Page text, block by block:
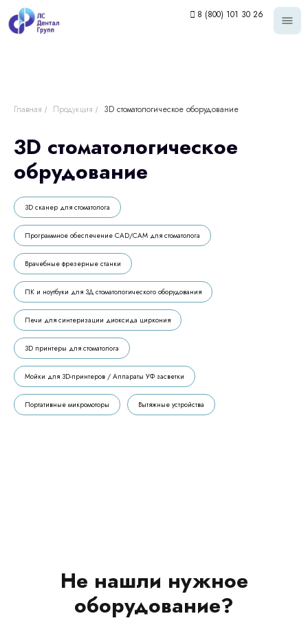
8 (800) 101 30 26
Главная / Продукция / 3D стоматологическое оборудование
3D стоматологическое
обрудование
3D сканер для стоматолога
Программное обеспечение CAD/CAM для стоматолога
Врачебные фрезерные станки
ПК и ноутбуки для 3Д стоматологического оборудования
Печи для синтеризации диоксида циркония
3D принтеры для стоматолога
Мойки для 3D-принтеров / Аппараты УФ засветки
Портативные микромоторы Вытяжные устройства
Не нашли нужное
оборудование?